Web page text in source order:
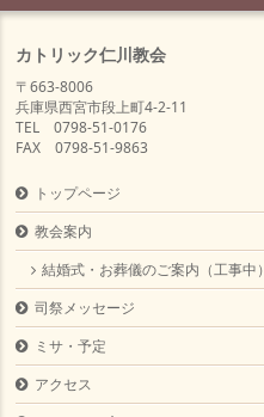
カトリック仁川教会
〒663-8006
兵庫県西宮市段上町4-2-11
TEL 0798-51-0176
FAX 0798-51-9863
トップページ
教会案内
結婚式・お葬儀のご案内（工事中）
司祭メッセージ
ミサ・予定
アクセス